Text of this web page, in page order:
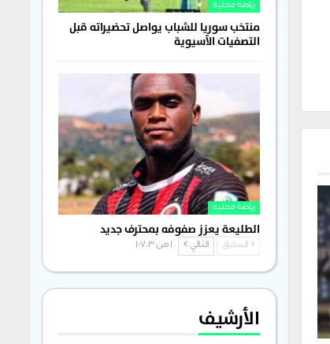
رياضة محلية
منتخب سوريا للشباب يواصل تحضيراته قبل
التصفيات الآسيوية
رياضة محلية
الطليعة يعزز صفوفه بمحترف جديد
السابق التالي 1 من 1٬703
الأرشيف